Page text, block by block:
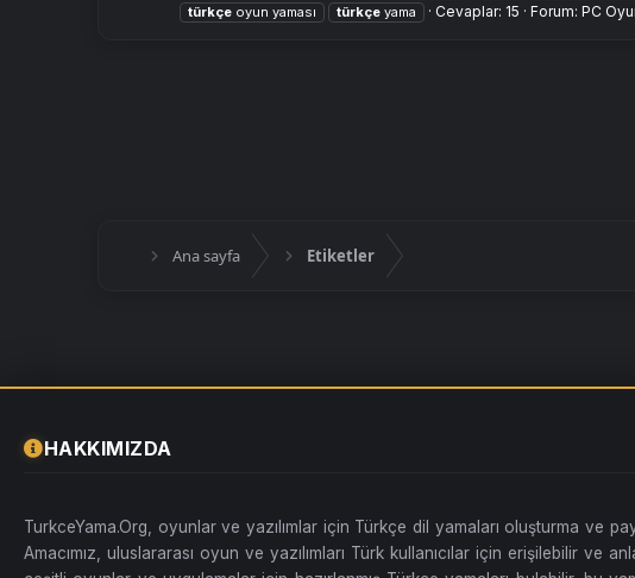
türkçe oyun yaması türkçe yama Cevaplar: 15 Forum: PC
Ana sayfa Etiketler
HAKKIMIZDA
TurkceYama.Org, oyunlar ve yazılımlar için Türkçe dil yamaları oluşturma ve
Amacımız, uluslararası oyun ve yazılımları Türk kullanıcılar için erişilebilir ve